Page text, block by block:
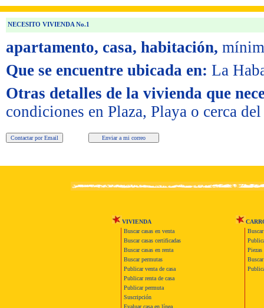
NECESITO VIVIENDA No.1
apartamento, casa, habitación,
Que se encuentre ubicada en: La
Otras detalles de la vivienda que
condiciones en Plaza, Playa o cerca
VIVIENDA
Buscar casas en venta
Buscar casas certificadas
Buscar casas en renta
Buscar permutas
Publicar venta de casa
Publicar renta de casa
Publicar permuta
Suscripción
Evaluar casa en línea
Piezas